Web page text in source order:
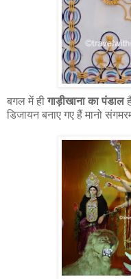
बगल में हीगाड़ीखाना का पंडाल
डिजायन बनाए गए हैं मानो